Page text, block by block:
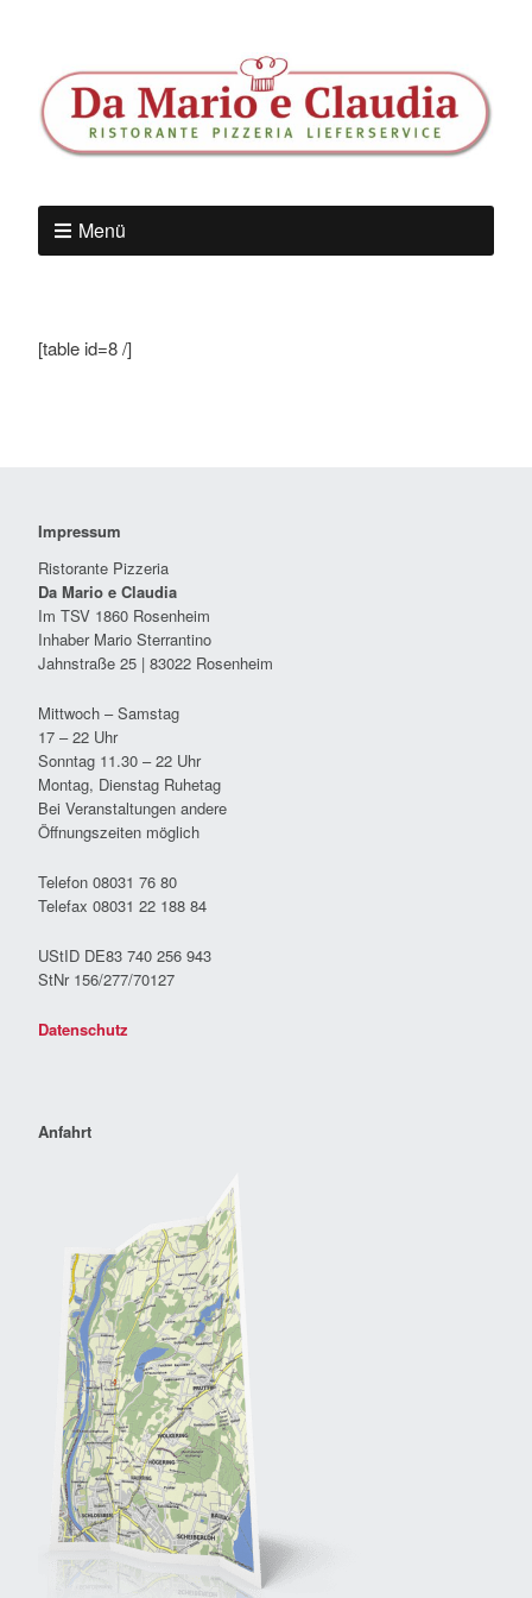
Menü
[table id=8 /]
Impressum
Ristorante Pizzeria
Da Mario e Claudia
Im TSV 1860 Rosenheim
Inhaber Mario Sterrantino
Jahnstraße 25 | 83022 Rosenheim
Mittwoch – Samstag
17 – 22 Uhr
Sonntag 11.30 – 22 Uhr
Montag, Dienstag Ruhetag
Bei Veranstaltungen andere
Öffnungszeiten möglich
Telefon 08031 76 80
Telefax 08031 22 188 84
UStID DE83 740 256 943
StNr 156/277/70127
Datenschutz
Anfahrt